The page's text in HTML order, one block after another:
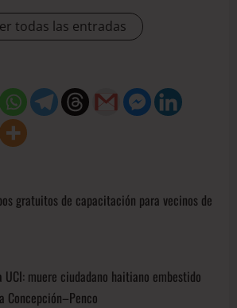
todas las entradas
gratuitos de capacitación para vecinos de
muere ciudadano haitiano embestido
Concepción–Penco